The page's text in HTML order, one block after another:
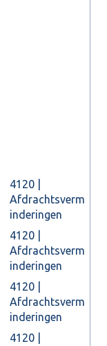
4120 |
Afdrachtsverm
inderingen
4120 |
Afdrachtsverm
inderingen
4120 |
Afdrachtsverm
inderingen
4120 |